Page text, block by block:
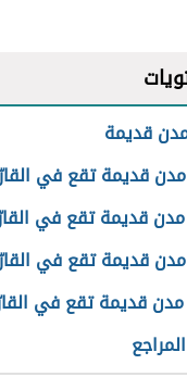
قديمة
مدن قديمة تقع في
مدن قديمة تقع في
مدن قديمة تقع في
مدن قديمة تقع في
المراجع